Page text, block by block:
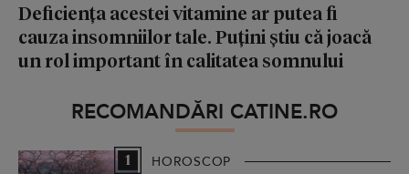
Deficiența acestei vitamine ar putea fi
cauza insomniilor tale. Puțini știu că joacă
un rol important în calitatea somnului
RECOMANDĂRI CATINE.RO
1 HOROSCOP